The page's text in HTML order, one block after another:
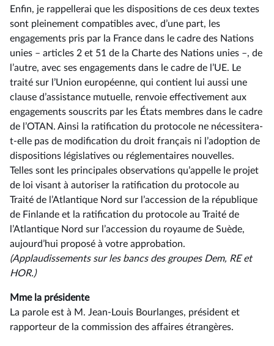
Enfin, je rappellerai que les dispositions de ces deux textes
sont pleinement compatibles avec, d’une part, les
engagements pris par la France dans le cadre des Nations
unies –⁠ articles 2 et 51 de la Charte des Nations unies –, de
l’autre, avec ses engagements dans le cadre de l’UE. Le
traité sur l’Union européenne, qui contient lui aussi une
clause d’assistance mutuelle, renvoie effectivement aux
engagements souscrits par les États membres dans le cadre
de l’OTAN. Ainsi la ratification du protocole ne nécessitera-
t-elle pas de modification du droit français ni l’adoption de
dispositions législatives ou réglementaires nouvelles.
Telles sont les principales observations qu’appelle le projet
de loi visant à autoriser la ratification du protocole au
Traité de l’Atlantique Nord sur l’accession de la république
de Finlande et la ratification du protocole au Traité de
l’Atlantique Nord sur l’accession du royaume de Suède,
aujourd’hui proposé à votre approbation.
(Applaudissements sur les bancs des groupes Dem, RE et
HOR.)
Mme la présidente
La parole est à M. Jean-Louis Bourlanges, président et
rapporteur de la commission des affaires étrangères.